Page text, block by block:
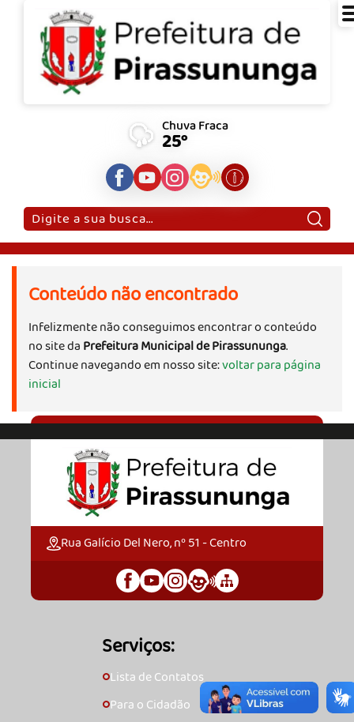
Chuva Fraca
25°
Pesquisar:
Conteúdo não encontrado
Infelizmente não conseguimos encontrar o conteúdo
no site da Prefeitura Municipal de Pirassununga.
Continue navegando em nosso site:voltar para página
inicial
Rua Galício Del Nero, nº 51 - Centro
Serviços:
🞇Lista de Contatos
🞇Para o Cidadão